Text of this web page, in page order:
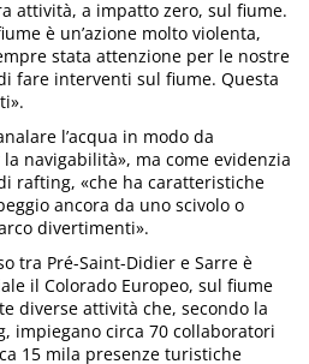
attività, a impatto zero, sul fiume.
è un’azione molto violenta,
stata attenzione per le nostre
fare interventi sul fiume. Questa
l’acqua in modo da
navigabilità», ma come evidenzia
rafting, «che ha caratteristiche
ancora da uno scivolo o
divertimenti».
tra Pré-Saint-Didier e Sarre è
il Colorado Europeo, sul fiume
diverse attività che, secondo la
impiegano circa 70 collaboratori
15 mila presenze turistiche